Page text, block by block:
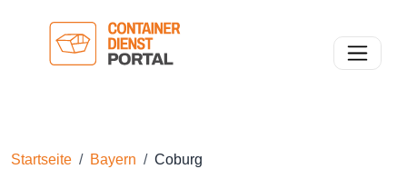
Toggle
Startseite Bayern Coburg